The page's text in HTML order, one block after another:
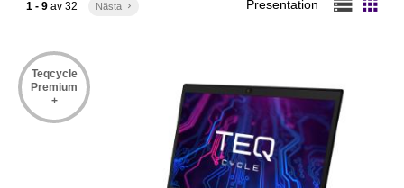
1 - 9av 32 Nästa keyboard_arrow_right Presentation
Teqcycle
Premium
+